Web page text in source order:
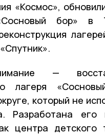
«Космос»,
бор» в
—
лагеря
который не
Разработана его
центра детского